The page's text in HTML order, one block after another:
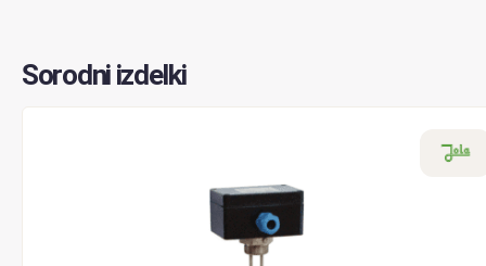
Sorodni izdelki